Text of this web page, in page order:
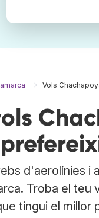
Vols
d'aerolínies i
Troba el teu
tingui el millor